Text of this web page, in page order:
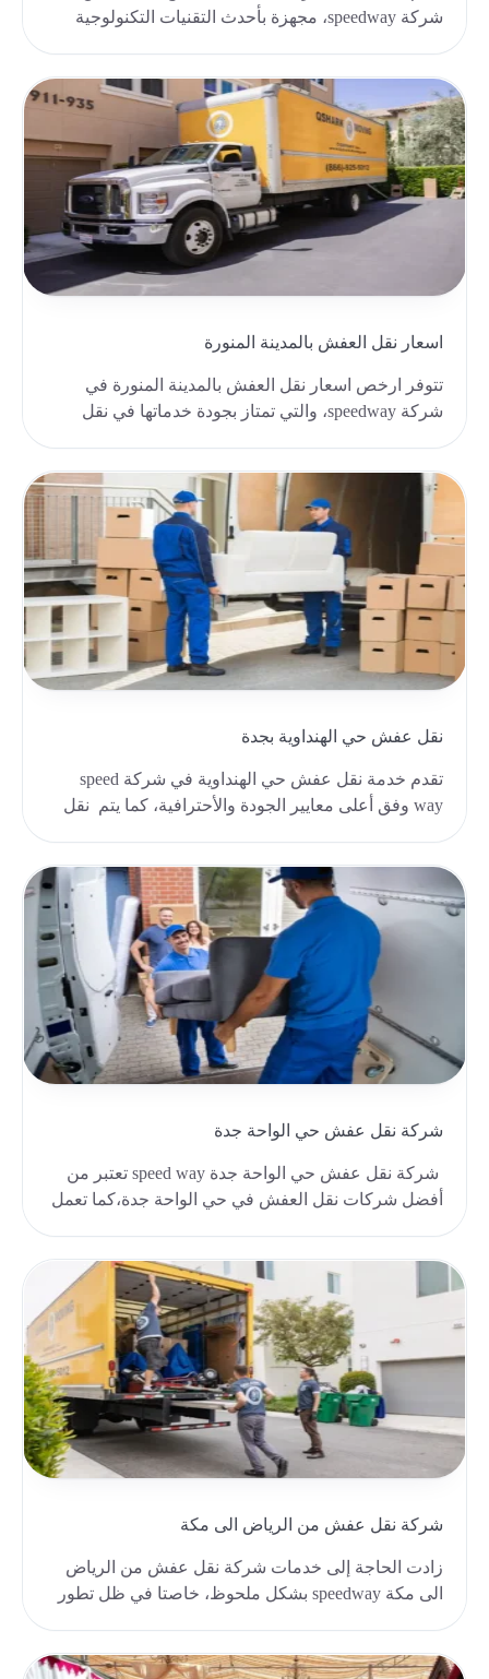
شركة speedway، مجهزة بأحدث التقنيات التكنولوجية
اسعار نقل العفش بالمدينة المنورة
تتوفر ارخص اسعار نقل العفش بالمدينة المنورة في
شركة speedway، والتي تمتاز بجودة خدماتها في نقل
نقل عفش حي الهنداوية بجدة
تقدم خدمة نقل عفش حي الهنداوية في شركة speed
way وفق أعلى معايير الجودة والأحترافية، كما يتم نقل
شركة نقل عفش حي الواحة جدة
شركة نقل عفش حي الواحة جدة speed way تعتبر من
أفضل شركات نقل العفش في حي الواحة جدة،كما تعمل
شركة نقل عفش من الرياض الى مكة
زادت الحاجة إلى خدمات شركة نقل عفش من الرياض
الى مكة speedway بشكل ملحوظ، خاصتا في ظل تطور